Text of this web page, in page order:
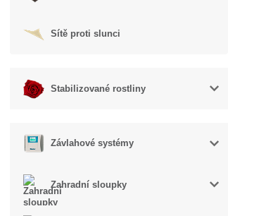
Sítě proti slunci
Stabilizované rostliny
Závlahové systémy
Zahradní sloupky